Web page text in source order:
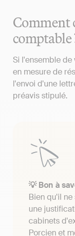
Comment
comptable
Si l'ensemble de
en mesure de
l'envoi d'une
préavis stipulé.
💡 Bon à
Bien qu'il
une
cabinets
Porcien et